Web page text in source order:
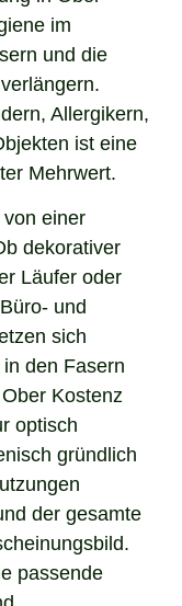
im
und die
Allergikern,
ist eine
Mehrwert.
einer
dekorativer
Läufer oder
und
sich
den Fasern
Kostenz
optisch
gründlich
der gesamte
passende